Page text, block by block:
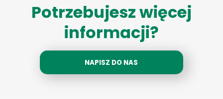
Potrzebujesz więcej
informacji?
NAPISZ DO NAS